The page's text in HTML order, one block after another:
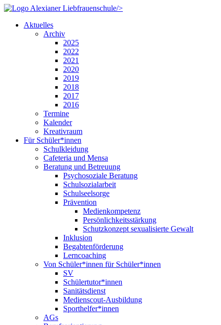
/>
Aktuelles
Archiv
2025
2022
2021
2020
2019
2018
2017
2016
Termine
Kalender
Kreativraum
Für Schüler*innen
Schulkleidung
Cafeteria und Mensa
Beratung und Betreuung
Psychosoziale Beratung
Schulsozialarbeit
Schulseelsorge
Prävention
Medienkompetenz
Persönlichkeitsstärkung
Schutzkonzept sexualisierte Gewalt
Inklusion
Begabtenförderung
Lerncoaching
Von Schüler*innen für Schüler*innen
SV
Schülertutor*innen
Sanitätsdienst
Medienscout-Ausbildung
Sporthelfer*innen
AGs